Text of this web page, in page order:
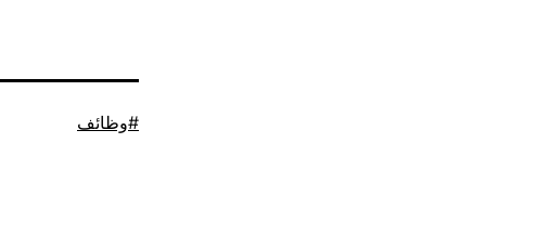
موسوم
وظائف